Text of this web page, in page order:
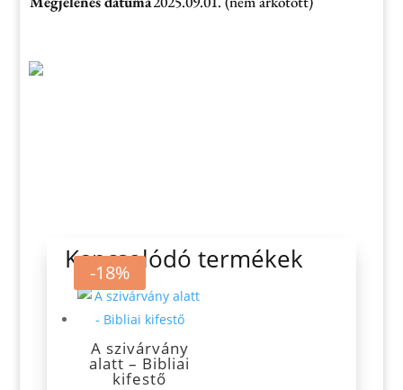
Kapcsolódó termékek
A szivárvány
alatt – Bibliai
kifestő
-18%